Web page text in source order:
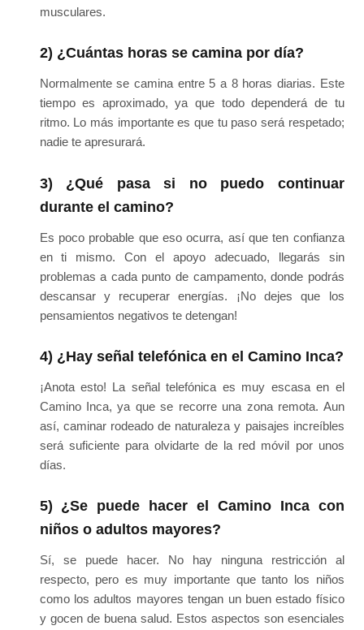
musculares.
2) ¿Cuántas horas se camina por día?
Normalmente se camina entre 5 a 8 horas diarias. Este
tiempo es aproximado, ya que todo dependerá de tu
ritmo. Lo más importante es que tu paso será respetado;
nadie te apresurará.
3) ¿Qué pasa si no puedo continuar
durante el camino?
Es poco probable que eso ocurra, así que ten confianza
en ti mismo. Con el apoyo adecuado, llegarás sin
problemas a cada punto de campamento, donde podrás
descansar y recuperar energías. ¡No dejes que los
pensamientos negativos te detengan!
4) ¿Hay señal telefónica en el Camino Inca?
¡Anota esto! La señal telefónica es muy escasa en el
Camino Inca, ya que se recorre una zona remota. Aun
así, caminar rodeado de naturaleza y paisajes increíbles
será suficiente para olvidarte de la red móvil por unos
días.
5) ¿Se puede hacer el Camino Inca con
niños o adultos mayores?
Sí, se puede hacer. No hay ninguna restricción al
respecto, pero es muy importante que tanto los niños
como los adultos mayores tengan un buen estado físico
y gocen de buena salud. Estos aspectos son esenciales